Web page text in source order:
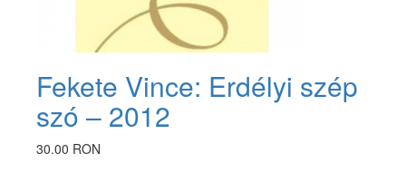
Fekete Vince: Erdélyi szép
szó – 2012
30.00 RON